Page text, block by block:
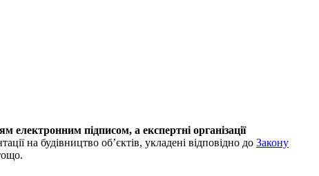
електронним підписом, а експертні організації
на будівництво об’єктів, укладені відповідно до Закону